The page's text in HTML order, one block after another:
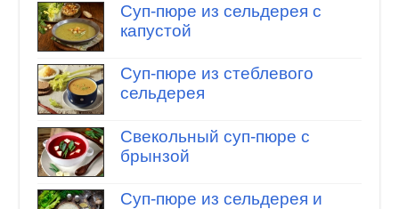
Суп-пюре из сельдерея с
капустой
Суп-пюре из стеблевого
сельдерея
Свекольный суп-пюре с
брынзой
Суп-пюре из сельдерея и